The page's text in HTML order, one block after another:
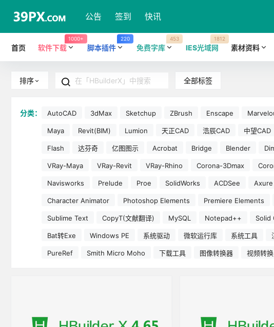
公告 签到 快讯
首页 软件下载
1000+
脚本插件
220
免费字库
453
IES光域网
1812
素材资料
排序 全部标签
分类： AutoCAD 3dMax Sketchup ZBrush Enscape
Maya Revit(BIM) Lumion 天正CAD 浩辰CAD 中望CAD
Flash 达芬奇 亿图图示 Acrobat Bridge Blender
VRay-Maya VRay-Revit VRay-Rhino Corona-3Dmax
Navisworks Prelude Proe SolidWorks ACDSee Axure
Character Animator Photoshop Elements Premiere Elements
Sublime Text CopyT(文献翻译) MySQL Notepad++ Solid
Bat转Exe Windows PE 系统驱动 微软运行库 系统工具
PureRef Smith Micro Moho 下载工具 图像转换器 视频转换